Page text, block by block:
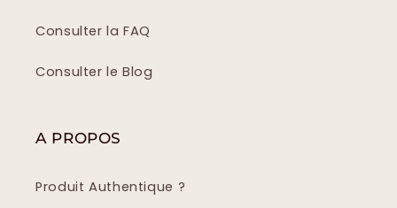
Consulter la FAQ
Consulter le Blog
A PROPOS
Produit Authentique ?